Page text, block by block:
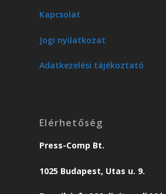
Kapcsolat
Jogi nyilatkozat
Adatkezelési tájékoztató
Elérhetőség
Press-Comp Bt.
1025 Budapest, Utas u. 9.